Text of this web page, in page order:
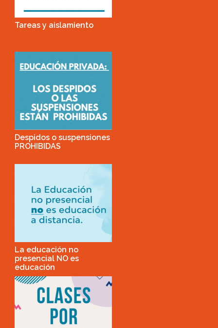
Tareas y aislamiento
Despidos o suspensiones
PROHIBIDAS
La educación no
presencial NO es
educación